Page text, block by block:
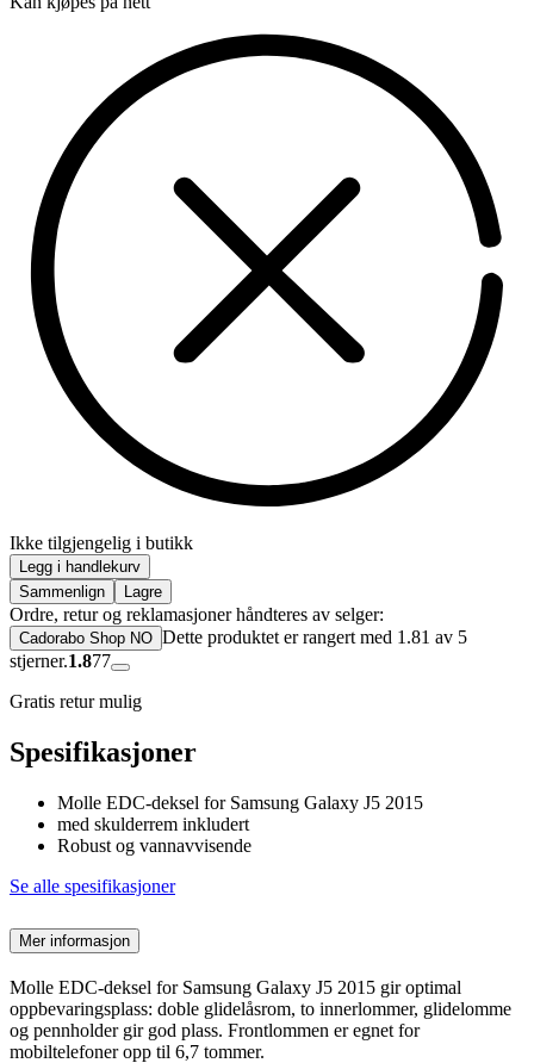
Ikke tilgjengelig i butikk
Legg i handlekurv
Sammenlign
Lagre
Ordre, retur og reklamasjoner håndteres av selger:
Cadorabo Shop NO Dette produktet er rangert med 1.81 av 5
stjerner.1.877
Gratis retur mulig
Spesifikasjoner
Molle EDC-deksel for Samsung Galaxy J5 2015
med skulderrem inkludert
Robust og vannavvisende
Se alle spesifikasjoner
Mer informasjon
Molle EDC-deksel for Samsung Galaxy J5 2015 gir optimal
oppbevaringsplass: doble glidelåsrom, to innerlommer, glidelomme
og pennholder gir god plass. Frontlommen er egnet for
mobiltelefoner opp til 6,7 tommer.